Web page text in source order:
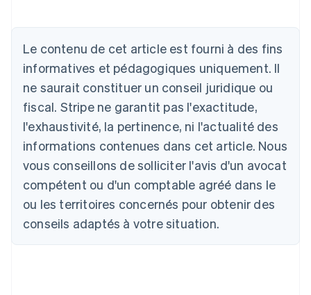
Le contenu de cet article est fourni à des fins
informatives et pédagogiques uniquement. Il
ne saurait constituer un conseil juridique ou
fiscal. Stripe ne garantit pas l'exactitude,
l'exhaustivité, la pertinence, ni l'actualité des
informations contenues dans cet article. Nous
vous conseillons de solliciter l'avis d'un avocat
compétent ou d'un comptable agréé dans le
ou les territoires concernés pour obtenir des
conseils adaptés à votre situation.
DeutschEnglish
English
Autriche
Deutsch English
Belgique
NederlandsFrançaisDeutschEnglish
Brésil
Bulgarie
English
Canada
English Français
Chine continentale